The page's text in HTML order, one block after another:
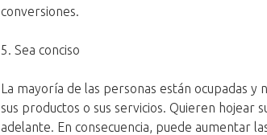
conversiones.
5. Sea conciso
La mayoría de las personas están ocupadas
sus productos o sus servicios. Quieren hojear
adelante. En consecuencia, puede aumentar